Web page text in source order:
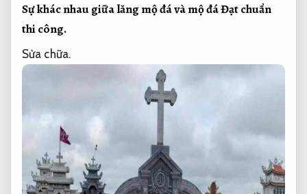
Sự khác nhau giữa lăng mộ đá và mộ đáĐạt chuẩn
thi công.
Sửa chữa.